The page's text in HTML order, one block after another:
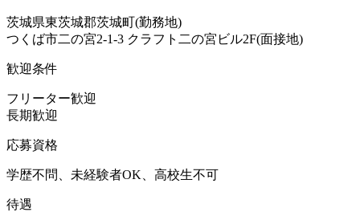
茨城県東茨城郡茨城町(勤務地)
つくば市二の宮2-1-3 クラフト二の宮ビル2F(面接地)
歓迎条件
フリーター歓迎
長期歓迎
応募資格
学歴不問、未経験者OK、高校生不可
待遇